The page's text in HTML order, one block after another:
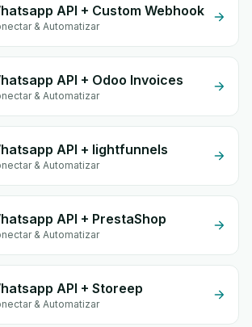
API + Custom Webhook
& Automatizar
API + Odoo Invoices
& Automatizar
API + lightfunnels
& Automatizar
API + PrestaShop
& Automatizar
API + Storeep
& Automatizar